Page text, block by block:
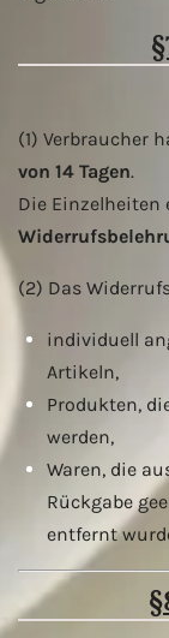
(1) Verbraucher
von 14 Tagen.
Die
(2) Das
individuell
Artikeln,
Produkten,
werden,
Waren, die
Rückgabe
entfernt